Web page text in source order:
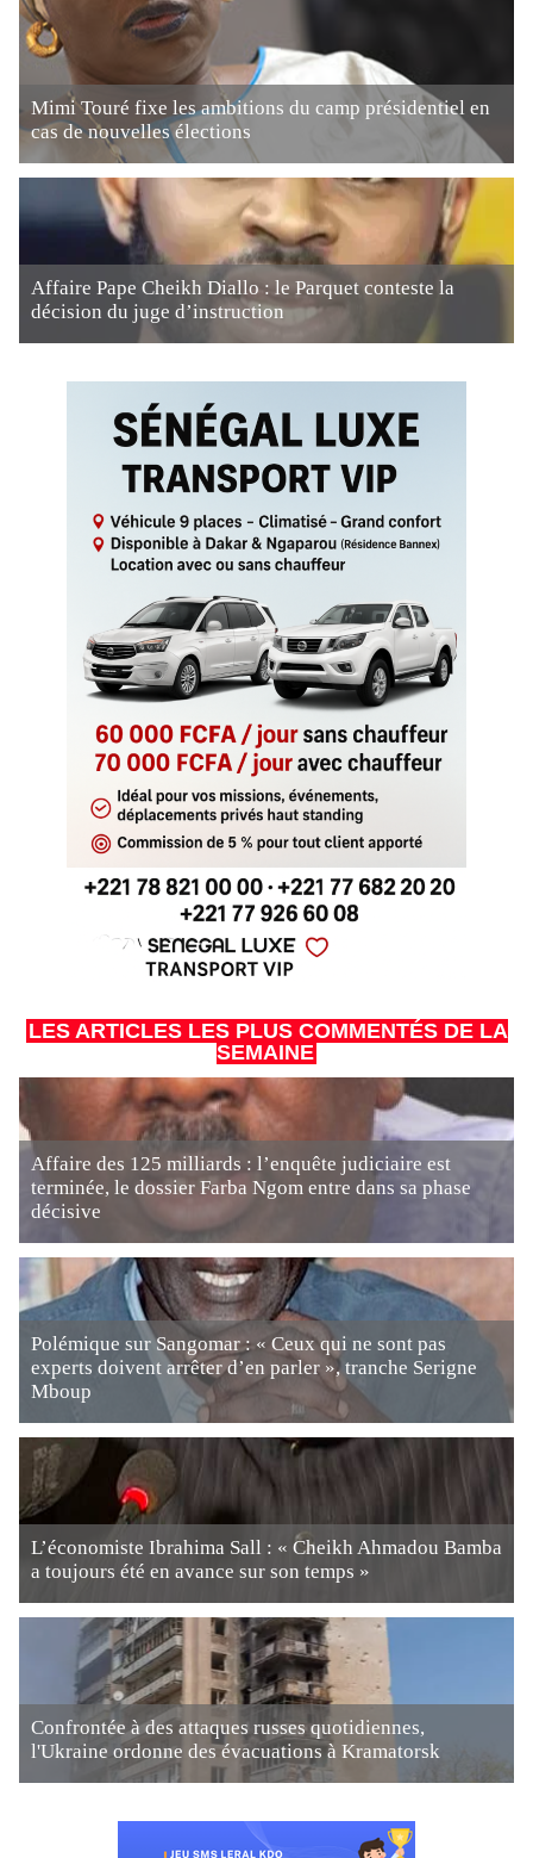
Mimi Touré fixe les ambitions du camp présidentiel en
cas de nouvelles élections
Affaire Pape Cheikh Diallo : le Parquet conteste la
décision du juge d’instruction
LES ARTICLES LES PLUS COMMENTÉS DE LA
SEMAINE
Affaire des 125 milliards : l’enquête judiciaire est
terminée, le dossier Farba Ngom entre dans sa phase
décisive
Polémique sur Sangomar : « Ceux qui ne sont pas
experts doivent arrêter d’en parler », tranche Serigne
Mboup
L’économiste Ibrahima Sall : « Cheikh Ahmadou Bamba
a toujours été en avance sur son temps »
Confrontée à des attaques russes quotidiennes,
l'Ukraine ordonne des évacuations à Kramatorsk